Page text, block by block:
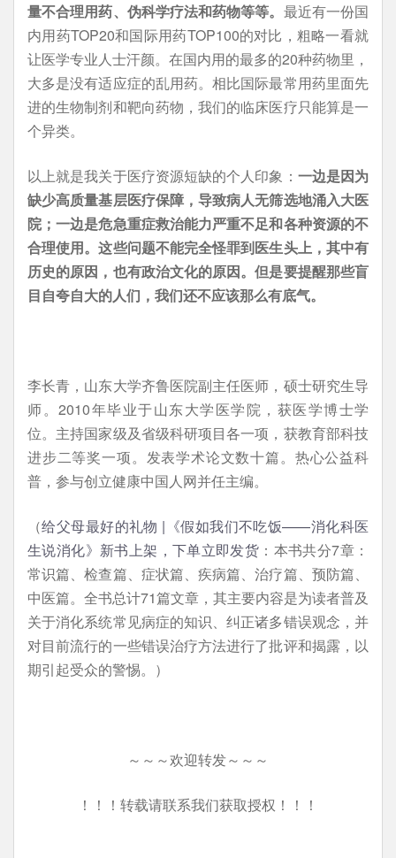
量不合理用药、伪科学疗法和药物等等。 最近有一份国
内用药TOP20和国际用药TOP100的对比，粗略一看就
让医学专业人士汗颜。在国内用的最多的20种药物里，
大多是没有适应症的乱用药。相比国际最常用药里面先
进的生物制剂和靶向药物，我们的临床医疗只能算是一
个异类。
以上就是我关于医疗资源短缺的个人印象： 一边是因为
缺少高质量基层医疗保障，导致病人无筛选地涌入大医
院；一边是危急重症救治能力严重不足和各种资源的不
合理使用。这些问题不能完全怪罪到医生头上，其中有
历史的原因，也有政治文化的原因。但是要提醒那些盲
目自夸自大的人们，我们还不应该那么有底气。
李长青，山东大学齐鲁医院副主任医师，硕士研究生导
师。2010年毕业于山东大学医学院，获医学博士学
位。主持国家级及省级科研项目各一项，获教育部科技
进步二等奖一项。发表学术论文数十篇。热心公益科
普，参与创立健康中国人网并任主编。
（给父母最好的礼物 |《假如我们不吃饭——消化科医
生说消化》新书上架，下单立即发货 ：本书共分7章：
常识篇、检查篇、症状篇、疾病篇、治疗篇、预防篇、
中医篇。全书总计71篇文章，其主要内容是为读者普及
关于消化系统常见病症的知识、纠正诸多错误观念，并
对目前流行的一些错误治疗方法进行了批评和揭露，以
期引起受众的警惕。）
～～～欢迎转发～～～
！！！转载请联系我们获取授权！！！